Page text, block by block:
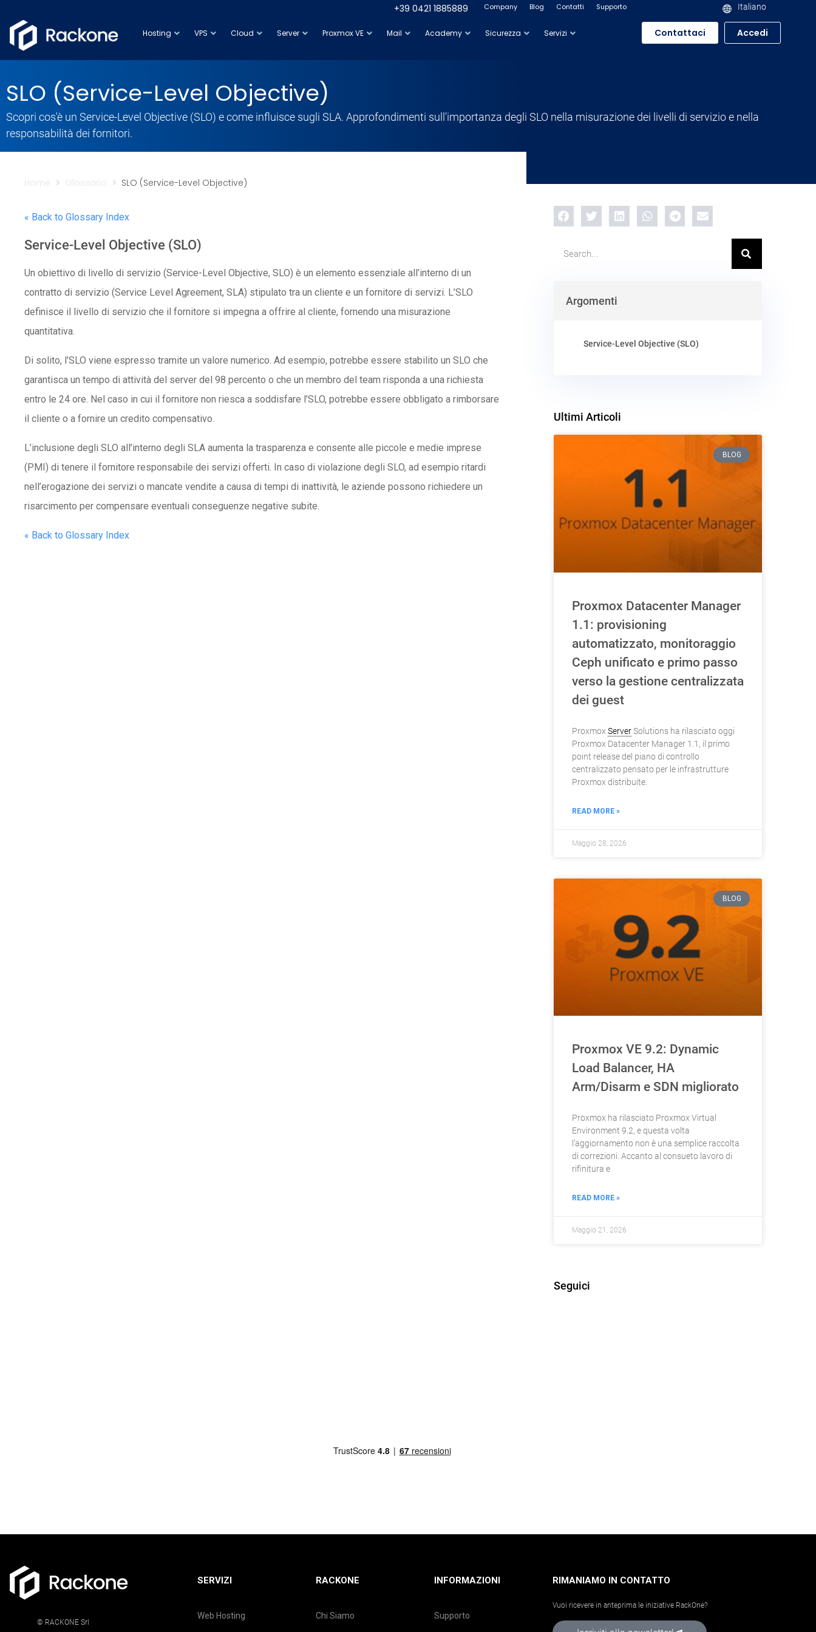
+39 0421 1885889 Company Blog Contatti Supporto Italiano
Hosting VPS Cloud Server Proxmox VE Mail Academy Sicurezza Servizi Contattaci Accedi
SLO (Service-Level Objective)
Scopri cos'è un Service-Level Objective (SLO) e come influisce sugli SLA. Approfondimenti sull'importanza degli SLO nella misurazione dei livelli di servizio e nella
responsabilità dei fornitori.
Home Glossario SLO (Service-Level Objective)
« Back to Glossary Index
Service-Level Objective (SLO)
Un obiettivo di livello di servizio (Service-Level Objective, SLO) è un elemento essenziale all’interno di un
contratto di servizio (Service Level Agreement, SLA) stipulato tra un cliente e un fornitore di servizi. L’SLO
definisce il livello di servizio che il fornitore si impegna a offrire al cliente, fornendo una misurazione
quantitativa.
Di solito, l’SLO viene espresso tramite un valore numerico. Ad esempio, potrebbe essere stabilito un SLO che
garantisca un tempo di attività del server del 98 percento o che un membro del team risponda a una richiesta
entro le 24 ore. Nel caso in cui il fornitore non riesca a soddisfare l’SLO, potrebbe essere obbligato a rimborsare
il cliente o a fornire un credito compensativo.
L’inclusione degli SLO all’interno degli SLA aumenta la trasparenza e consente alle piccole e medie imprese
(PMI) di tenere il fornitore responsabile dei servizi offerti. In caso di violazione degli SLO, ad esempio ritardi
nell’erogazione dei servizi o mancate vendite a causa di tempi di inattività, le aziende possono richiedere un
risarcimento per compensare eventuali conseguenze negative subite.
« Back to Glossary Index
Argomenti
Service-Level Objective (SLO)
Ultimi Articoli
BLOG
Proxmox Datacenter Manager
1.1: provisioning
automatizzato, monitoraggio
Ceph unificato e primo passo
verso la gestione centralizzata
dei guest
Proxmox ServerSolutions ha rilasciato oggi
Proxmox Datacenter Manager 1.1, il primo
point release del piano di controllo
centralizzato pensato per le infrastrutture
Proxmox distribuite.
READ MORE »
Maggio 28, 2026
BLOG
Proxmox VE 9.2: Dynamic
Load Balancer, HA
Arm/Disarm e SDN migliorato
Proxmox ha rilasciato Proxmox Virtual
Environment 9.2, e questa volta
l’aggiornamento non è una semplice raccolta
di correzioni. Accanto al consueto lavoro di
rifinitura e
READ MORE »
Maggio 21, 2026
Seguici
© RACKONE Srl
SERVIZI
Web Hosting
RACKONE
Chi Siamo
INFORMAZIONI
Supporto
RIMANIAMO IN CONTATTO
Vuoi ricevere in anteprima le iniziative RackOne?